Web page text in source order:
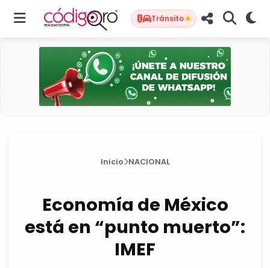
Tránsito
Inicio NACIONAL
Economía de México
está en “punto muerto”:
IMEF